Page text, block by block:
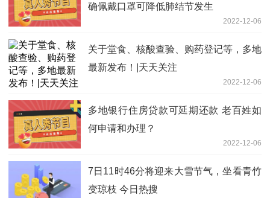
确佩戴口罩可降低肺结节发生
2022-12-06
关于堂食、核酸查验、购药登记等，多地
最新发布！|天天关注
2022-12-06
多地银行住房贷款可延期还款 老百姓如
何申请和办理？
2022-12-06
7日11时46分将迎来大雪节气，坐看青竹
变琼枝 今日热搜